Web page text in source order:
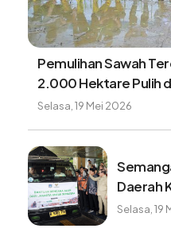
Pemulihan Sawah
2.000 Hektare Pulih
Selasa, 19 Mei 2026
Daerah
Selasa, 19